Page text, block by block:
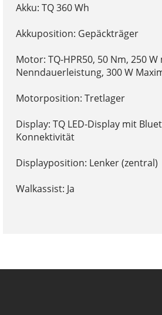
Akku: TQ 360 Wh
Akkuposition: Gepäckträger
Motor: TQ-HPR50, 50 Nm, 250 W
Nenndauerleistung, 300 W
Motorposition: Tretlager
Display: TQ LED-Display mit
Konnektivität
Displayposition: Lenker (zentral)
Walkassist: Ja